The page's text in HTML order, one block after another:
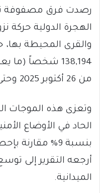
رصدت فرق مصفوفة
الهجرة الدولية حركة
والقرى المحيطة بها،
من 26 أكتوبر 2025 وحتى 1 مارس 2026.
وتعزى هذه الموجات
الحاد في الأوضاع
أرجعه التقرير إلى
الميدانية.